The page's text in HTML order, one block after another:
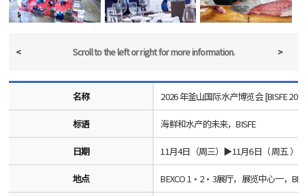
< Scroll to the left or rightfor more information. >
名称 2026 年釜山国际水产博览会 [BISFE
标语 海鲜和水产的未来，BISFE
日期 11月4日（周三）▶11月6日（ 周五 ）
地点 BEXCO 1·2·3展厅，展览中心一，